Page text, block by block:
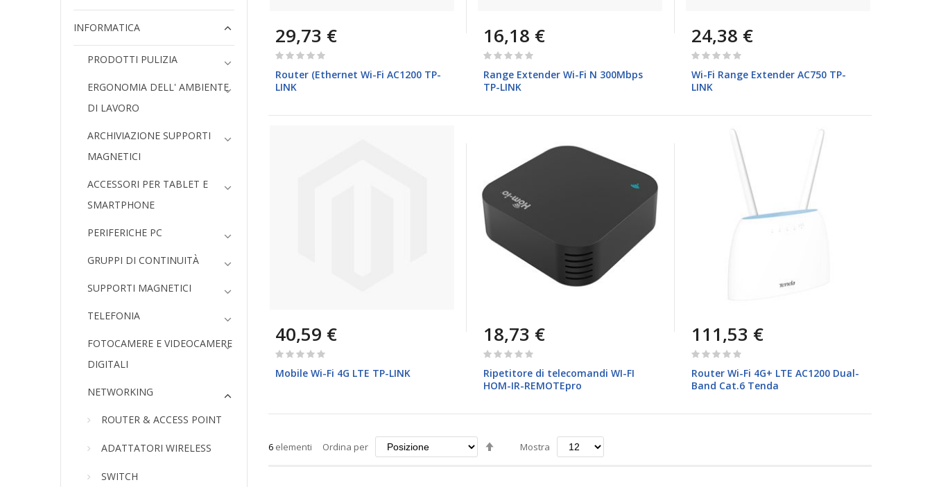
29,73 €
Rating:
Router (Ethernet Wi-Fi AC1200 TP-
LINK
16,18 €
Rating:
Range Extender Wi-Fi N 300Mbps
TP-LINK
24,38 €
Rating:
Wi-Fi Range Extender AC750 TP-
LINK
40,59 €
Rating:
Mobile Wi-Fi 4G LTE TP-LINK
18,73 €
Rating:
Ripetitore di telecomandi WI-FI
HOM-IR-REMOTEpro
111,53 €
Rating:
Router Wi-Fi 4G+ LTE AC1200 Dual-
Band Cat.6 Tenda
6 elementi Ordina per
ImpostaMostra
INFORMATICA
PRODOTTI PULIZIA
ERGONOMIA DELL' AMBIENTE
DI LAVORO
ARCHIVIAZIONE SUPPORTI
MAGNETICI
ACCESSORI PER TABLET E
SMARTPHONE
PERIFERICHE PC
GRUPPI DI CONTINUITÀ
SUPPORTI MAGNETICI
TELEFONIA
FOTOCAMERE E VIDEOCAMERE
DIGITALI
NETWORKING
ROUTER & ACCESS POINT
ADATTATORI WIRELESS
SWITCH